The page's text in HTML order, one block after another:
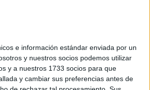
e información estándar enviada por un
y nuestros socios podemos utilizar
y a nuestros 1733 socios para que
y cambiar sus preferencias antes de